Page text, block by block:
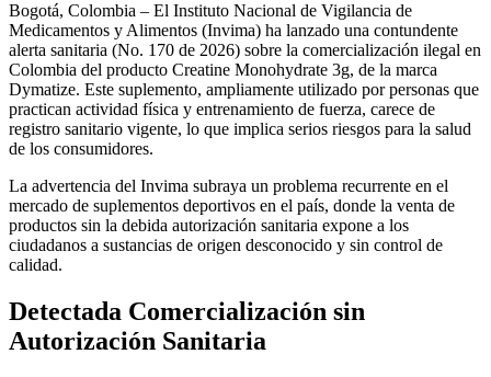
Bogotá, Colombia – El Instituto Nacional de Vigilancia de
Medicamentos y Alimentos (Invima) ha lanzado una contundente
alerta sanitaria (No. 170 de 2026) sobre la comercialización ilegal en
Colombia del producto Creatine Monohydrate 3g, de la marca
Dymatize. Este suplemento, ampliamente utilizado por personas que
practican actividad física y entrenamiento de fuerza, carece de
registro sanitario vigente, lo que implica serios riesgos para la salud
de los consumidores.
La advertencia del Invima subraya un problema recurrente en el
mercado de suplementos deportivos en el país, donde la venta de
productos sin la debida autorización sanitaria expone a los
ciudadanos a sustancias de origen desconocido y sin control de
calidad.
Detectada Comercialización sin
Autorización Sanitaria